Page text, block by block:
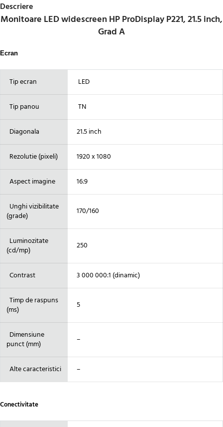
Descriere
Monitoare LED widescreen HP ProDisplay P221, 21.5 inch,
Grad A
Ecran
Tip ecran LED
Tip panou TN
Diagonala 21.5 inch
Rezolutie (pixeli) 1920 x 1080
Aspect imagine 16:9
Unghi vizibilitate
(grade)
170/160
Luminozitate
(cd/mp)
250
Contrast 3 000 000:1 (dinamic)
Timp de raspuns
(ms)
5
Dimensiune
punct (mm)
–
Alte caracteristici –
Conectivitate